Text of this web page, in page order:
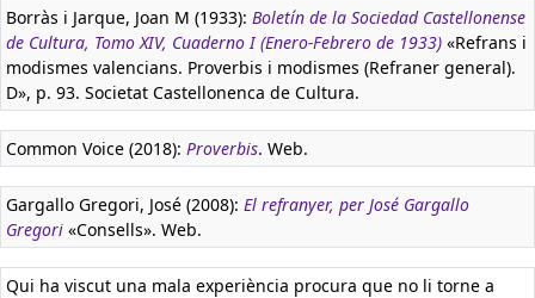
Borràs i Jarque, Joan M (1933): Boletín de la Sociedad Castellonense
de Cultura, Tomo XIV, Cuaderno I (Enero-Febrero de 1933) «Refrans i
modismes valencians. Proverbis i modismes (Refraner general).
D», p. 93. Societat Castellonenca de Cultura.
Common Voice (2018): Proverbis. Web.
Gargallo Gregori, José (2008): El refranyer, per José Gargallo
Gregori «Consells». Web.
Qui ha viscut una mala experiència procura que no li torne a